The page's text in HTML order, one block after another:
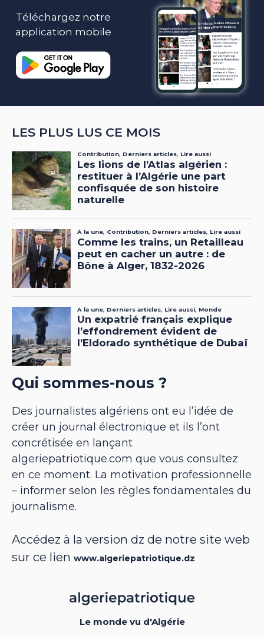
Téléchargez notre
application mobile
LES PLUS LUS CE MOIS
Qui sommes-nous ?
Des journalistes algériens ont eu l’idée de
créer un journal électronique et ils l’ont
concrétisée en lançant
algeriepatriotique.com que vous consultez
en ce moment. La motivation professionnelle
– informer selon les règles fondamentales du
journalisme.
Accédez à la version dz de notre site web
sur ce lien www.algeriepatriotique.dz
Le monde vu d'Algérie